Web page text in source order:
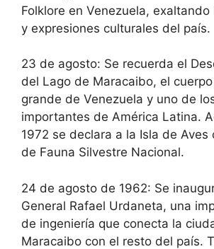
Folklore en Venezuela,
y expresiones culturales del país.
23 de agosto: Se recuerda el
del Lago de Maracaibo, el
grande de Venezuela y uno de
importantes de América Latina.
1972 se declara a la Isla de Aves
de Fauna Silvestre Nacional.
24 de agosto de 1962: Se
General Rafael Urdaneta, una
de ingeniería que conecta la
Maracaibo con el resto del país.